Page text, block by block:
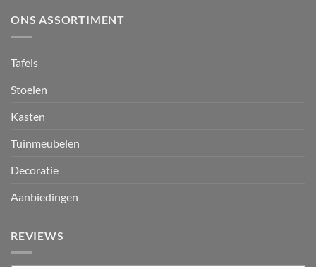
ONS ASSORTIMENT
Tafels
Stoelen
Kasten
Tuinmeubelen
Decoratie
Aanbiedingen
REVIEWS